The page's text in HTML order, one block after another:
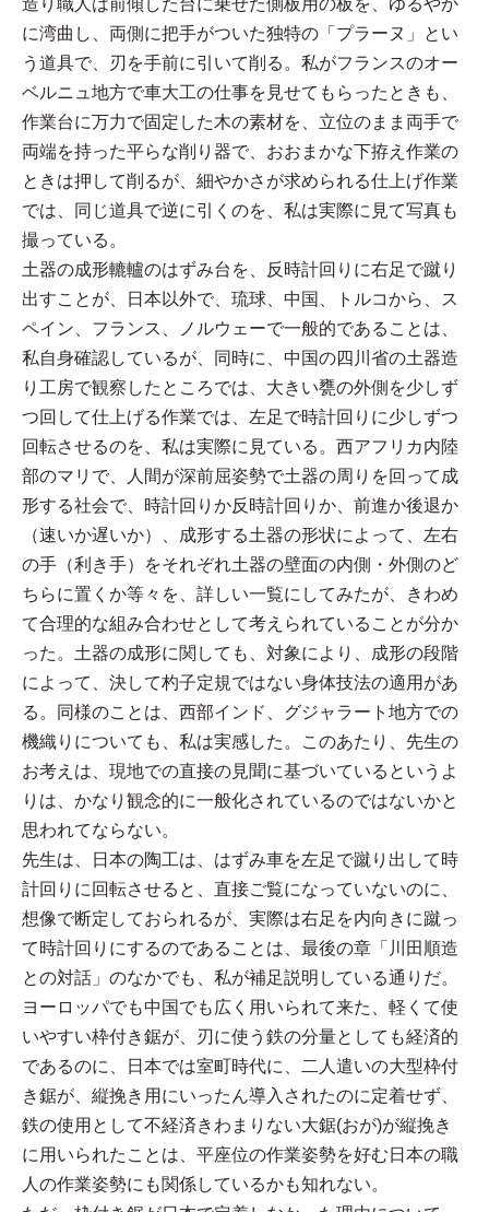
造り職人は前傾した台に乗せた側板用の板を、ゆるやか
に湾曲し、両側に把手がついた独特の「プラーヌ」とい
う道具で、刃を手前に引いて削る。私がフランスのオー
ベルニュ地方で車大工の仕事を見せてもらったときも、
作業台に万力で固定した木の素材を、立位のまま両手で
両端を持った平らな削り器で、おおまかな下拵え作業の
ときは押して削るが、細やかさが求められる仕上げ作業
では、同じ道具で逆に引くのを、私は実際に見て写真も
撮っている。
土器の成形轆轤のはずみ台を、反時計回りに右足で蹴り
出すことが、日本以外で、琉球、中国、トルコから、ス
ペイン、フランス、ノルウェーで一般的であることは、
私自身確認しているが、同時に、中国の四川省の土器造
り工房で観察したところでは、大きい甕の外側を少しず
つ回して仕上げる作業では、左足で時計回りに少しずつ
回転させるのを、私は実際に見ている。西アフリカ内陸
部のマリで、人間が深前屈姿勢で土器の周りを回って成
形する社会で、時計回りか反時計回りか、前進か後退か
（速いか遅いか）、成形する土器の形状によって、左右
の手（利き手）をそれぞれ土器の壁面の内側・外側のど
ちらに置くか等々を、詳しい一覧にしてみたが、きわめ
て合理的な組み合わせとして考えられていることが分か
った。土器の成形に関しても、対象により、成形の段階
によって、決して杓子定規ではない身体技法の適用があ
る。同様のことは、西部インド、グジャラート地方での
機織りについても、私は実感した。このあたり、先生の
お考えは、現地での直接の見聞に基づいているというよ
りは、かなり観念的に一般化されているのではないかと
思われてならない。
先生は、日本の陶工は、はずみ車を左足で蹴り出して時
計回りに回転させると、直接ご覧になっていないのに、
想像で断定しておられるが、実際は右足を内向きに蹴っ
て時計回りにするのであることは、最後の章「川田順造
との対話」のなかでも、私が補足説明している通りだ。
ヨーロッパでも中国でも広く用いられて来た、軽くて使
いやすい枠付き鋸が、刃に使う鉄の分量としても経済的
であるのに、日本では室町時代に、二人遣いの大型枠付
き鋸が、縦挽き用にいったん導入されたのに定着せず、
鉄の使用として不経済きわまりない大鋸(おが)が縦挽き
に用いられたことは、平座位の作業姿勢を好む日本の職
人の作業姿勢にも関係しているかも知れない。